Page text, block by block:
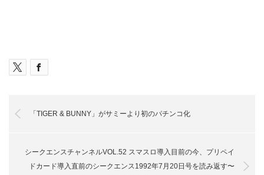
「TIGER & BUNNY」がサミーより初のパチンコ化
シークエンスチャンネルVOL.52 スマスロ導入目前の今、プリペイ
ドカード導入直前のシークエンス1992年7月20日号を読み返す〜